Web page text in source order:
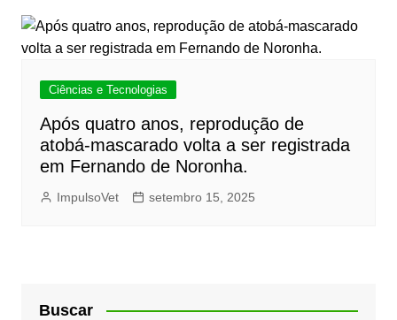
Ciências e Tecnologias
Após quatro anos, reprodução de
atobá-mascarado volta a ser registrada
em Fernando de Noronha.
ImpulsoVet setembro 15, 2025
Buscar